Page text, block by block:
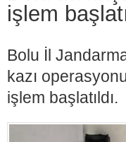
işlem
Bolu İl
kazı
işlem başlatıldı.